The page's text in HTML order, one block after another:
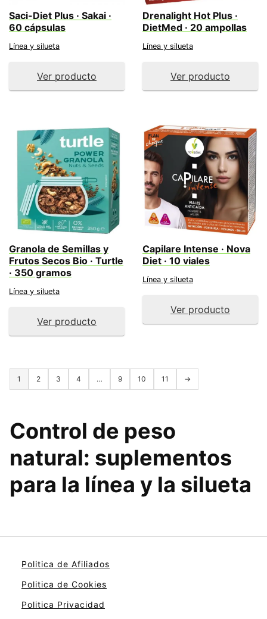
Saci-Diet Plus · Sakai ·
60 cápsulas
Línea y silueta
Ver producto
Drenalight Hot Plus ·
DietMed · 20 ampollas
Línea y silueta
Ver producto
Granola de Semillas y
Frutos Secos Bio · Turtle
· 350 gramos
Línea y silueta
Ver producto
Capilare Intense · Nova
Diet · 10 viales
Línea y silueta
Ver producto
1 2 3 4 … 9 10 11 →
Control de peso
natural: suplementos
para la línea y la silueta
Politica de Afiliados
Politica de Cookies
Politica Privacidad